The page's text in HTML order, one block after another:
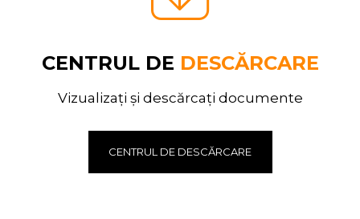
CENTRUL DE DESCĂRCARE
Vizualizați și descărcați documente
CENTRUL DE DESCĂRCARE